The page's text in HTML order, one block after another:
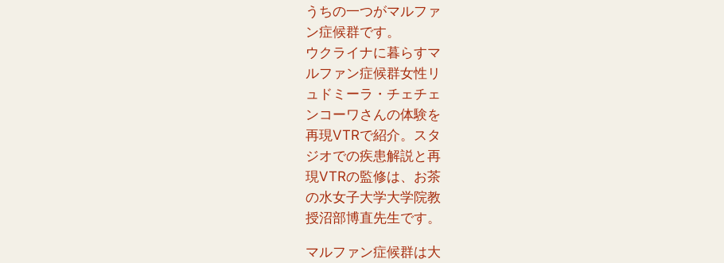
うちの一つがマルファ
ン症候群です。
ウクライナに暮らすマ
ルファン症候群女性リ
ュドミーラ・チェチェ
ンコーワさんの体験を
再現VTRで紹介。スタ
ジオでの疾患解説と再
現VTRの監修は、お茶
の水女子大学大学院教
授沼部博直先生です。
マルファン症候群は大